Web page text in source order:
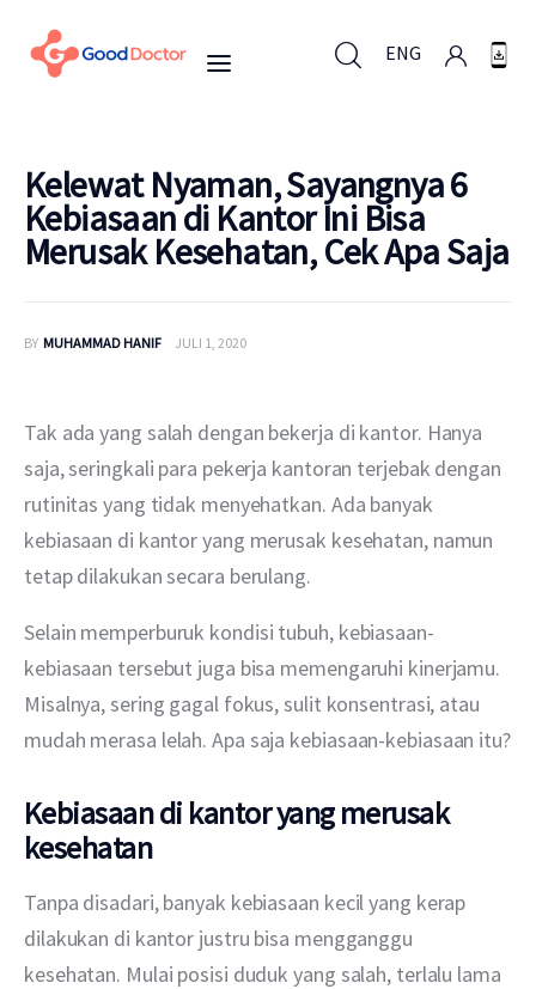
ENG
Untuk Bisnis
Berita
Layanan
Kelewat Nyaman, Sayangnya 6
Kebiasaan di Kantor Ini Bisa
Merusak Kesehatan, Cek Apa Saja
BY MUHAMMAD HANIF JULI 1, 2020
Tak ada yang salah dengan bekerja di kantor. Hanya
saja, seringkali para pekerja kantoran terjebak dengan
rutinitas yang tidak menyehatkan. Ada banyak
kebiasaan di kantor yang merusak kesehatan, namun
tetap dilakukan secara berulang.
Selain memperburuk kondisi tubuh, kebiasaan-
kebiasaan tersebut juga bisa memengaruhi kinerjamu.
Misalnya, sering gagal fokus, sulit konsentrasi, atau
mudah merasa lelah. Apa saja kebiasaan-kebiasaan itu?
Kebiasaan di kantor yang merusak
kesehatan
Tanpa disadari, banyak kebiasaan kecil yang kerap
dilakukan di kantor justru bisa mengganggu
kesehatan. Mulai posisi duduk yang salah, terlalu lama